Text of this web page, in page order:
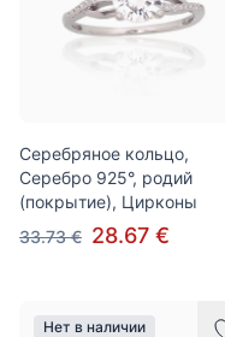
Серебряное кольцо,
Серебро 925°, родий
(покрытие), Цирконы
33.73 € 28.67 €
Нет в наличии